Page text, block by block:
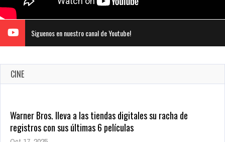
Siguenos en nuestro canal de Youtube!
CINE
Warner Bros. lleva a las tiendas digitales su racha de
registros con sus últimas 6 películas